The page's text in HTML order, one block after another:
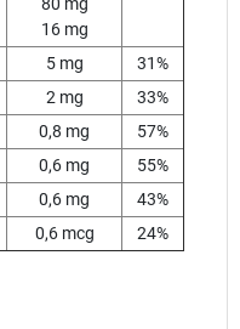
80 mg
16 mg
5 mg
31%
2 mg
33%
0,8 mg
57%
0,6 mg
55%
0,6 mg
43%
0,6 mcg
24%